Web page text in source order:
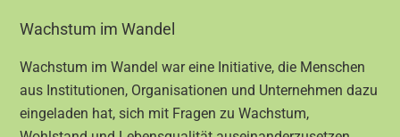
Footer
Wachstum im Wandel
Wachstum im Wandel war eine Initiative, die Menschen
aus Institutionen, Organisationen und Unternehmen dazu
eingeladen hat, sich mit Fragen zu Wachstum,